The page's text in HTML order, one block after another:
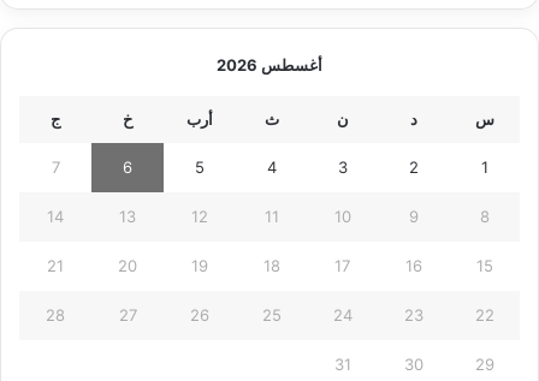
أغسطس 2026
س د ن ث أرب خ ج
1
2
3
4
5
6
7
8
9
10
11
12
13
14
15
16
17
18
19
20
21
22
23
24
25
26
27
28
29
30
31